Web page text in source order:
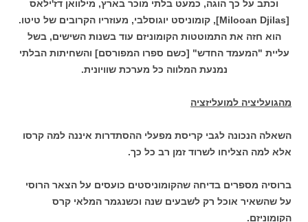
וכתב על כך הוגה, כמעט בלתי מוכר בארץ, מילוואן דז'ילאס
[Milooan Djilas], קומוניסט יוגוסלבי, מעוזריו הקרובים של טיטו.
הוא חזה את התמוטטות הקומוניזם עוד בשנות השישים, בשל
עליית "המעמד החדש" [כשם ספרו המפורסם] והשחיתות הבלתי
נמנעת המלווה כל מערכת שוויונית.
מהגועליציה למועליזציה
השאלה הנכונה לגבי קריסת מפעלי ההסתדרות איננה למה קרסו
אלא למה הצליחו לשרוד זמן רב כל כך.
ברוסיה מספרים בדיחה שהקומוניסטים כועסים על הצאר הרוסי
על שהשאיר אוכל רק לשבעים שנה וכשנגמר המלאי קרס
הקומוניזם.